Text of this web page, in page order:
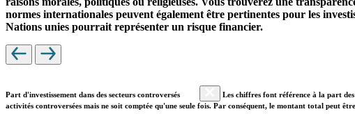
normes internationales peuvent également être pertinentes pour les
Nations unies pourrait représenter un risque financier.
Part d'investissement dans des secteurs controversés
Les chiffres font référence à la part
activités controversées mais ne soit comptée qu'une seule fois. Par conséquent, le montant total peut